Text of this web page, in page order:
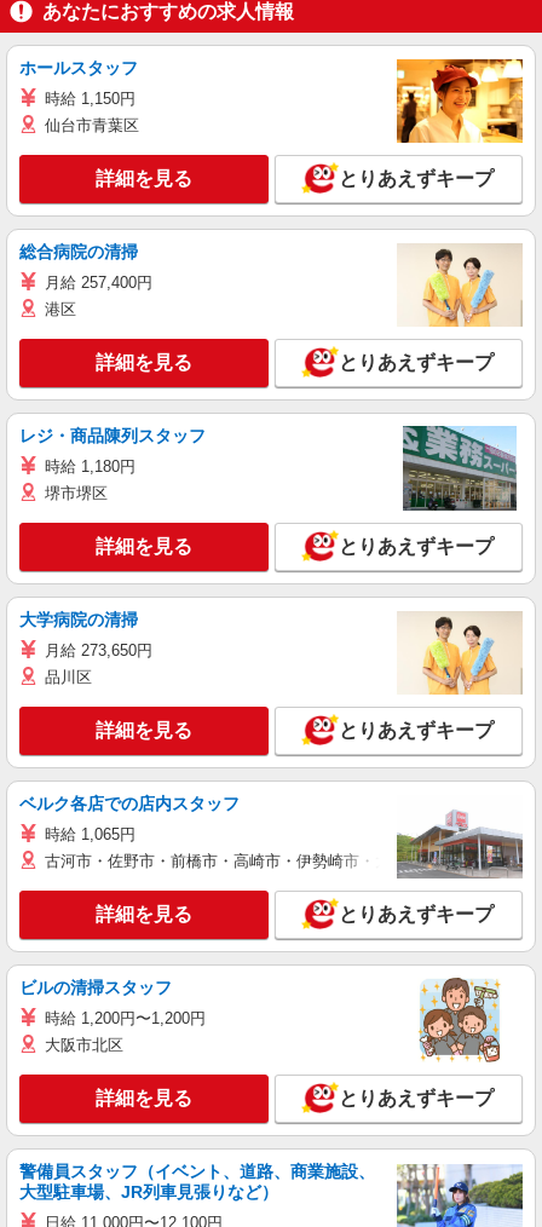
あなたにおすすめの求人情報
ホールスタッフ
時給 1,150円
仙台市青葉区
詳細を見る とりあえずキープ
総合病院の清掃
月給 257,400円
港区
詳細を見る とりあえずキープ
レジ・商品陳列スタッフ
時給 1,180円
堺市堺区
詳細を見る とりあえずキープ
大学病院の清掃
月給 273,650円
品川区
詳細を見る とりあえずキープ
ベルク各店での店内スタッフ
時給 1,065円
古河市・佐野市・前橋市・高崎市・伊勢崎市・太田市・館林市・藤
詳細を見る とりあえずキープ
ビルの清掃スタッフ
時給 1,200円〜1,200円
大阪市北区
詳細を見る とりあえずキープ
警備員スタッフ（イベント、道路、商業施設、
大型駐車場、JR列車見張りなど）
日給 11,000円〜12,100円